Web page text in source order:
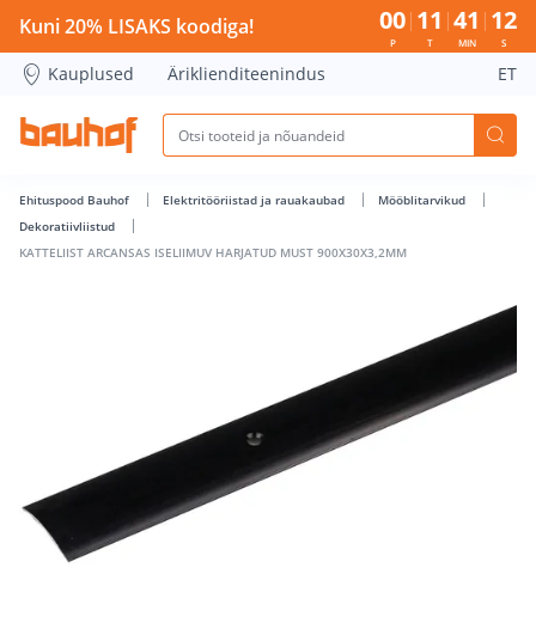
KATTELIIST ARCANSAS ISELIIMUV HARJATUD MUST
Kuni 20% LISAKS koodiga! 00
P
11
T
41
MIN
12
S
Kauplused Äriklienditeenindus ET
Ehituspood Bauhof Elektritööriistad ja rauakaubad
Mööblitarvikud
Dekoratiivliistud
KATTELIIST ARCANSAS ISELIIMUV HARJATUD MUST 900X30X3,2MM